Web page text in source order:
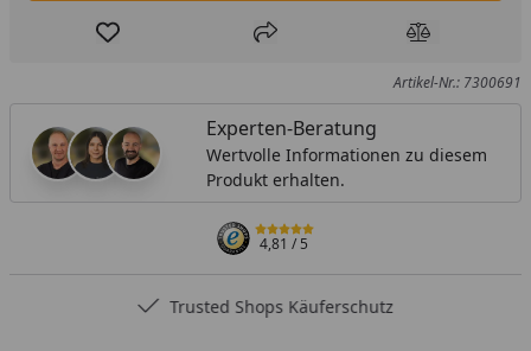
Produkt zur Wunschliste hinzufügen
Teilen Produkt
Artikel-Nr.: 7300691
Experten-Beratung
Wertvolle Informationen zu diesem
Produkt erhalten.
4,81/ 5
Trusted Shops Käuferschutz